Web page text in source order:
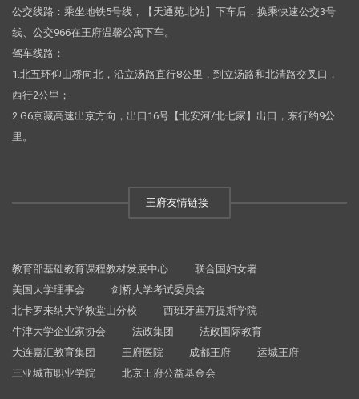
公交线路：乘坐地铁5号线，【天通苑北站】下车后，换乘快速公交3号
线、公交966在王府温馨公寓下车。
驾车线路：
1.北五环仰山桥向北，沿立汤路直行8公里，到立汤路和北清路交叉口，
西行2公里；
2.G6京藏高速出京方向，出口16号【北安河/北七家】出口，东行约9公
里。
王府友情链接
教育部基础教育课程教材发展中心
联合国妇女署
美国大学理事会
剑桥大学考试委员会
北卡罗来纳大学教堂山分校
西班牙塞万提斯学院
牛津大学企业家协会
法政集团
法政国际教育
大连嘉汇教育集团
王府医院 成都王府
运城王府
三亚城市职业学院
北京王府公益基金会